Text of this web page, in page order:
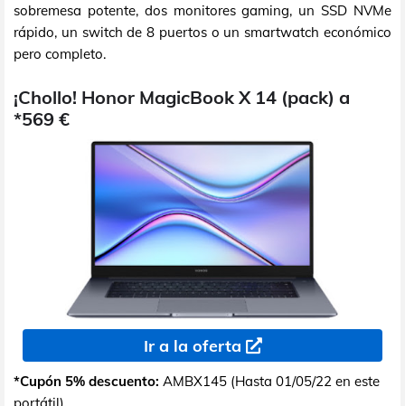
sobremesa potente, dos monitores gaming, un SSD NVMe
rápido, un switch de 8 puertos o un smartwatch económico
pero completo.
¡Chollo! Honor MagicBook X 14 (pack) a
*569 €
Ir a la oferta
*Cupón 5% descuento: AMBX145 (Hasta 01/05/22 en este